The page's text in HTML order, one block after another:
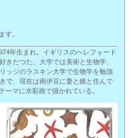
す。
年生まれ。イギリスのヘレフォード
きだつた。大学では美術と生物学、
ッジのラスキン大学で生物学を勉強
で、現在は南伊豆に妻と娘と住んで
ーマに水彩画で描かれている。